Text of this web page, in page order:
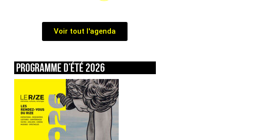
Voir tout l'agenda
Programme d’été 2026